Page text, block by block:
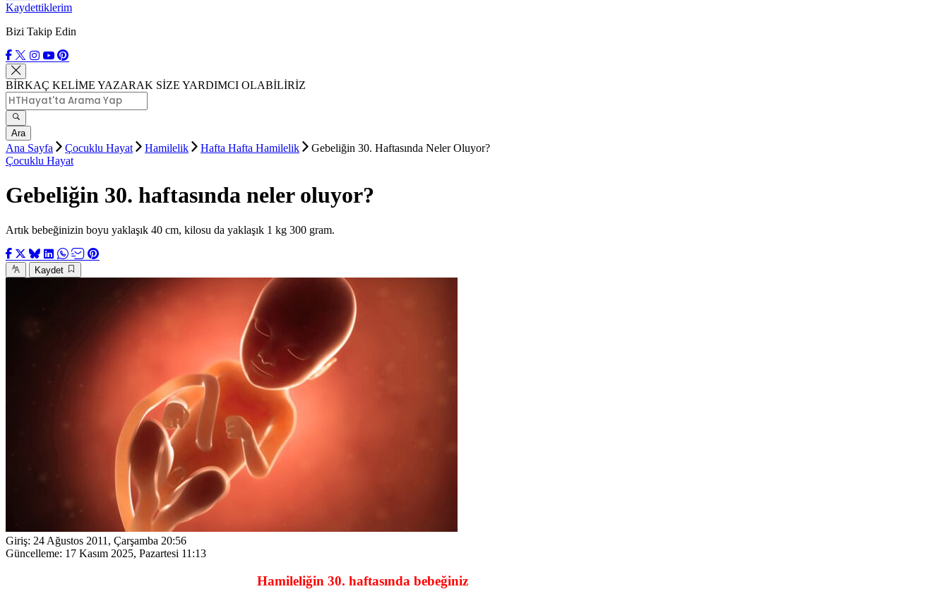
Kaydettiklerim
Bizi Takip Edin
BİRKAÇ KELİME YAZARAK SİZE YARDIMCI OLABİLİRİZ
Ara
Ana Sayfa Çocuklu Hayat Hamilelik Hafta Hafta Hamilelik
Gebeliğin 30. Haftasında Neler Oluyor?
Çocuklu Hayat
Gebeliğin 30. haftasında neler oluyor?
Artık bebeğinizin boyu yaklaşık 40 cm, kilosu da yaklaşık 1 kg 300 gram.
Kaydet
Giriş: 24 Ağustos 2011, Çarşamba 20:56
Güncelleme: 17 Kasım 2025, Pazartesi 11:13
Hamileliğin 30. haftasında bebeğiniz